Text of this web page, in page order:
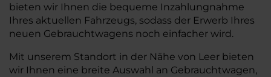
bieten wir Ihnen die bequeme Inzahlungnahme
Ihres aktuellen Fahrzeugs, sodass der Erwerb Ihres
neuen Gebrauchtwagens noch einfacher wird.
Mit unserem Standort in der Nähe von Leer bieten
wir Ihnen eine breite Auswahl an Gebrauchtwagen,